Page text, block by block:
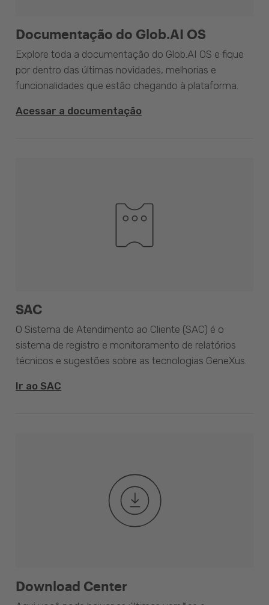
Documentação do Glob.AI OS
Explore toda a documentação do Glob.AI OS e fique
por dentro das últimas novidades, melhorias e
funcionalidades que estão chegando à plataforma.
Acessar a documentação
SAC
O Sistema de Atendimento ao Cliente (SAC) é o
sistema de registro e monitoramento de relatórios
técnicos e sugestões sobre as tecnologias GeneXus.
Ir ao SAC
Download Center